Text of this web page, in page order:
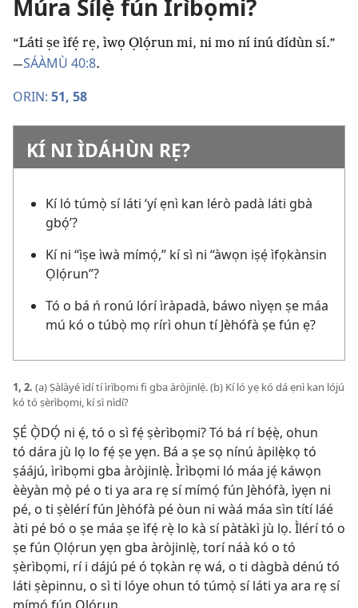
Múra Sílẹ̀ fún Ìrìbọmi?
“Láti ṣe ìfẹ́ rẹ, ìwọ Ọlọ́run mi, ni mo ní inú dídùn sí.”​
—SÁÀMÙ 40:8.
ORIN: 51, 58
KÍ NI ÌDÁHÙN RẸ?
Kí ló túmọ̀ sí láti ‘yí ẹnì kan lérò padà láti gbà
gbọ́’?
Kí ni “ìṣe ìwà mímọ́,” kí sì ni “àwọn iṣẹ́ ìfọkànsin
Ọlọ́run”?
Tó o bá ń ronú lórí ìràpadà, báwo nìyẹn ṣe máa
mú kó o túbọ̀ mọ rírì ohun tí Jèhófà ṣe fún ẹ?
1, 2. (a) Ṣàlàyé ìdí tí ìrìbọmi fi gba àròjinlẹ̀. (b) Kí ló yẹ kó dá ẹnì kan lójú
kó tó ṣèrìbọmi, kí sì nìdí?
ṢÉ Ọ̀DỌ́ ni ẹ́, tó o sì fẹ́ ṣèrìbọmi? Tó bá rí bẹ́ẹ̀, ohun
tó dára jù lọ lo fẹ́ ṣe yẹn. Bá a ṣe sọ nínú àpilẹ̀kọ tó
ṣáájú, ìrìbọmi gba àròjinlẹ̀. Ìrìbọmi ló máa jẹ́ káwọn
èèyàn mọ̀ pé o ti ya ara rẹ sí mímọ́ fún Jèhófà, ìyẹn ni
pé, o ti ṣèlérí fún Jèhófà pé òun ni wàá máa sìn títí láé
àti pé bó o ṣe máa ṣe ìfẹ́ rẹ̀ lo kà sí pàtàkì jù lọ. Ìlérí tó o
ṣe fún Ọlọ́run yẹn gba àròjinlẹ̀, torí náà kó o tó
ṣèrìbọmi, rí i dájú pé ó tọkàn rẹ wá, o ti dàgbà dénú tó
láti ṣèpinnu, o sì ti lóye ohun tó túmọ̀ sí láti ya ara rẹ sí